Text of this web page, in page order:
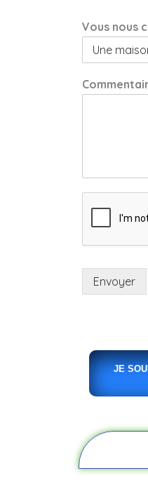
Vous nous
Envoyer
JE